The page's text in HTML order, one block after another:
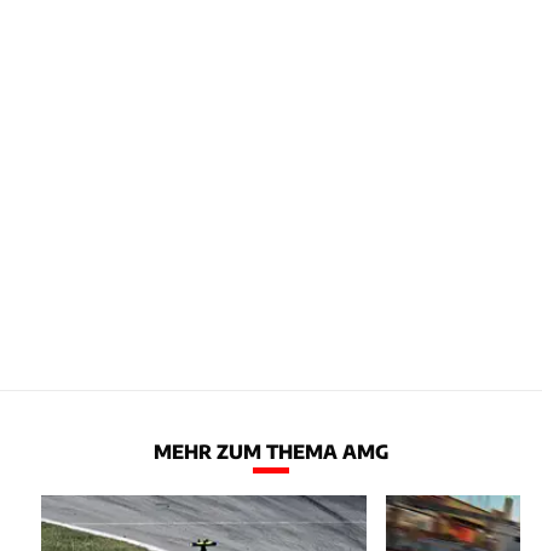
MEHR ZUM THEMA AMG